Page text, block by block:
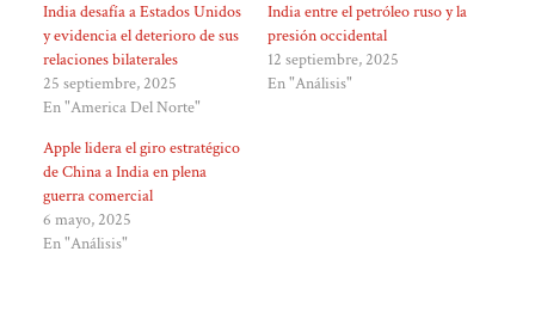
India desafía a Estados Unidos
y evidencia el deterioro de sus
relaciones bilaterales
25 septiembre, 2025
En "America Del Norte"
India entre el petróleo ruso y la
presión occidental
12 septiembre, 2025
En "Análisis"
Apple lidera el giro estratégico
de China a India en plena
guerra comercial
6 mayo, 2025
En "Análisis"